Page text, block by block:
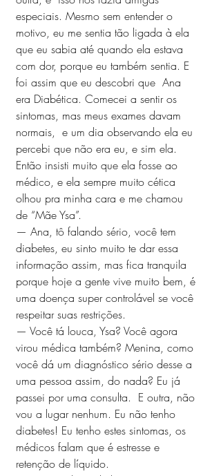
especiais. Mesmo sem entender o
motivo, eu me sentia tão ligada à ela
que eu sabia até quando ela estava
com dor, porque eu também sentia. E
foi assim que eu descobri que  Ana
era Diabética. Comecei a sentir os
sintomas, mas meus exames davam
normais,  e um dia observando ela eu
percebi que não era eu, e sim ela.
Então insisti muito que ela fosse ao
médico, e ela sempre muito cética
olhou pra minha cara e me chamou
de “Mãe Ysa”.
— Ana, tô falando sério, você tem
diabetes, eu sinto muito te dar essa
informação assim, mas fica tranquila
porque hoje a gente vive muito bem, é
uma doença super controlável se você
respeitar suas restrições.
— Você tá louca, Ysa? Você agora
virou médica também? Menina, como
você dá um diagnóstico sério desse a
uma pessoa assim, do nada? Eu já
passei por uma consulta.  E outra, não
vou a lugar nenhum. Eu não tenho
diabetes! Eu tenho estes sintomas, os
médicos falam que é estresse e
retenção de líquido.